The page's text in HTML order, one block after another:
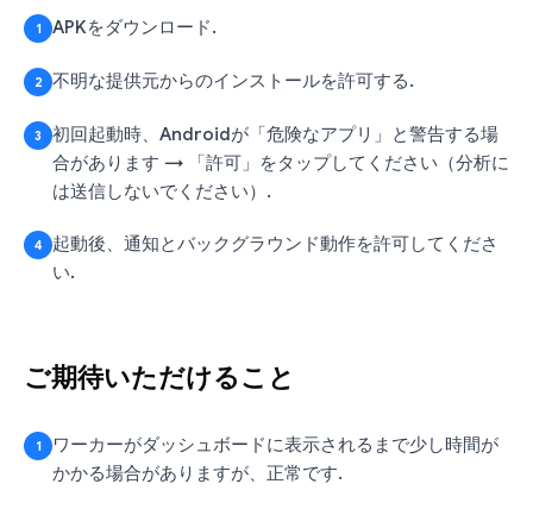
1 APKをダウンロード.
2 不明な提供元からのインストールを許可する.
3
初回起動時、Androidが「危険なアプリ」と警告する場
合があります → 「許可」をタップしてください（分析に
は送信しないでください）.
4
起動後、通知とバックグラウンド動作を許可してくださ
い.
ご期待いただけること
1
ワーカーがダッシュボードに表示されるまで少し時間が
かかる場合がありますが、正常です.